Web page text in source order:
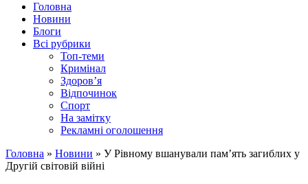
Головна
Новини
Блоги
Всі рубрики
Топ-теми
Кримінал
Здоров’я
Відпочинок
Спорт
На замітку
Рекламні оголошення
Головна » Новини » У Рівному вшанували пам’ять загиблих у
Другій світовій війні